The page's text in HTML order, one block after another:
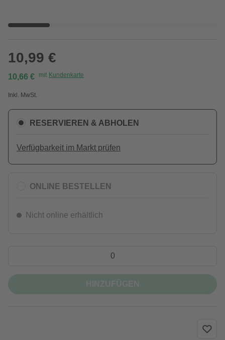
10,99 €
10,66 € mit Kundenkarte
Inkl. MwSt.
RESERVIEREN & ABHOLEN
Verfügbarkeit im Markt prüfen
ONLINE BESTELLEN
Nicht online erhältlich